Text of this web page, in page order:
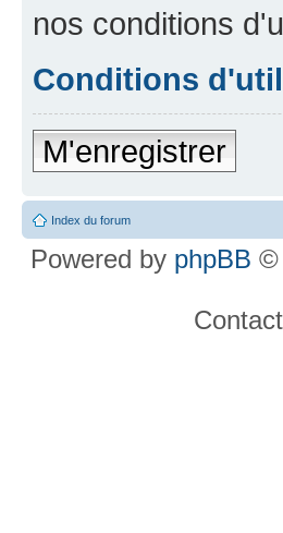
nos conditions
Conditions
M'enregistrer
Index du forum
Powered by phpBB ©